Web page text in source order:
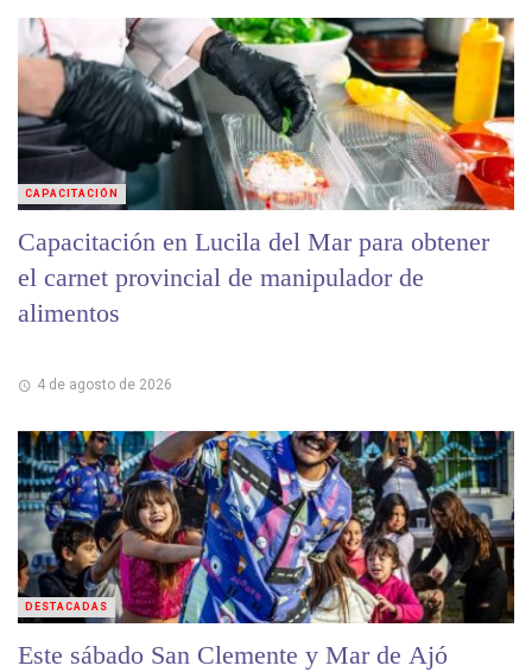
Capacitación en Lucila del Mar para obtener
el carnet provincial de manipulador de
alimentos
4 de agosto de 2026
CAPACITACIÓN
Este sábado San Clemente y Mar de Ajó
DESTACADAS